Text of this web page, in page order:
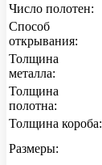
Число полотен:
Способ
открывания:
Толщина
металла:
Толщина
полотна:
Толщина короба:
Размеры: